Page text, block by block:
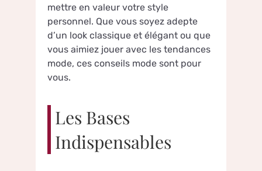
mettre en valeur votre style
personnel. Que vous soyez adepte
d’un look classique et élégant ou que
vous aimiez jouer avec les tendances
mode, ces conseils mode sont pour
vous.
Les Bases
Indispensables